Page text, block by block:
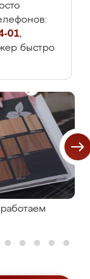
01,
быстро